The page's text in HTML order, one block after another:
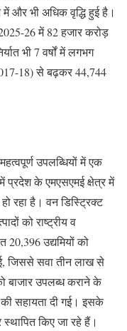
और भी अधिक वृद्धि हुई है।
26 में 82 हजार करोड़
भी 7 वर्षों में लगभग
18) से बढ़कर 44,744
उपलब्धियों में एक
प्रदेश के एमएसएमई क्षेत्र में
रहा है। वन डिस्ट्रिक्ट
को राष्ट्रीय व
20,396 उद्यमियों को
जिससे सवा तीन लाख से
बाजार उपलब्ध कराने के
सहायता दी गई। इसके
किए जा रहे हैं।